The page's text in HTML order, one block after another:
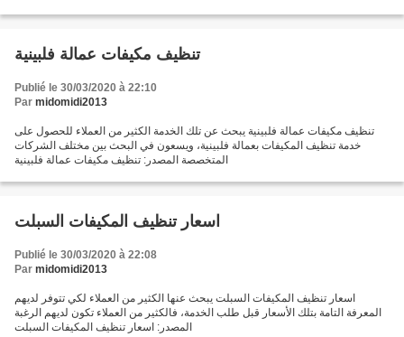
تنظيف مكيفات عمالة فلبينية
Publié le 30/03/2020 à 22:10
Par midomidi2013
تنظيف مكيفات عمالة فلبينية يبحث عن تلك الخدمة الكثير من العملاء للحصول على
خدمة تنظيف المكيفات بعمالة فلبينية، ويسعون في البحث بين مختلف الشركات
المتخصصة المصدر: تنظيف مكيفات عمالة فلبينية
اسعار تنظيف المكيفات السبلت
Publié le 30/03/2020 à 22:08
Par midomidi2013
اسعار تنظيف المكيفات السبلت يبحث عنها الكثير من العملاء لكي تتوفر لديهم
المعرفة التامة بتلك الأسعار قبل طلب الخدمة، فالكثير من العملاء تكون لديهم الرغبة
المصدر: اسعار تنظيف المكيفات السبلت